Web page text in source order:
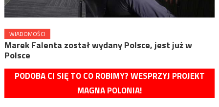
WIADOMOŚCI
Marek Falenta został wydany Polsce, jest już w
Polsce
PODOBA CI SIĘ TO CO ROBIMY? WESPRZYJ PROJEKT
MAGNA POLONIA!